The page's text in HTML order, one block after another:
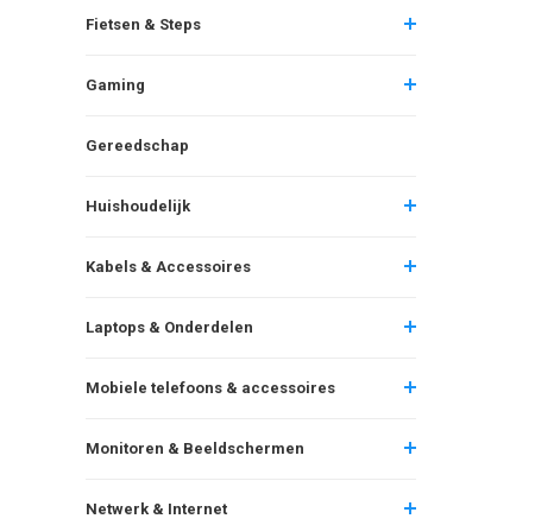
Fietsen & Steps
Gaming
Gereedschap
Huishoudelijk
Kabels & Accessoires
Laptops & Onderdelen
Mobiele telefoons & accessoires
Monitoren & Beeldschermen
Netwerk & Internet